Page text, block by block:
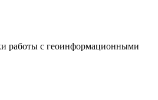
работы с геоинформационными